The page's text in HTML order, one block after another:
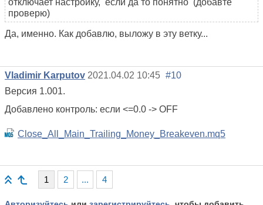
проверю)
Да, именно. Как добавлю, выложу в эту ветку...
Vladimir Karputov 2021.04.02 10:45 #10
Версия 1.001.
Добавлено контроль: если <=0.0 -> OFF
Close_All_Main_Trailing_Money_Breakeven.mq5
1 2 ... 4